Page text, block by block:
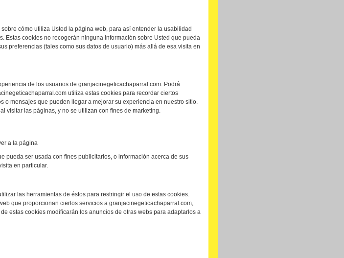
cómo utiliza Usted la página web, para así entender la usabilidad
Estas cookies no recogerán ninguna información sobre Usted que pueda
preferencias (tales como sus datos de usuario) más allá de esa visita en
de los usuarios de granjacinegeticachaparral.com. Podrá
utiliza estas cookies para recordar ciertos
o mensajes que pueden llegar a mejorar su experiencia en nuestro sitio.
visitar las páginas, y no se utilizan con fines de marketing.
a la página
pueda ser usada con fines publicitarios, o información acerca de sus
en particular.
las herramientas de éstos para restringir el uso de estas cookies.
que proporcionan ciertos servicios a granjacinegeticachaparral.com,
estas cookies modificarán los anuncios de otras webs para adaptarlos a